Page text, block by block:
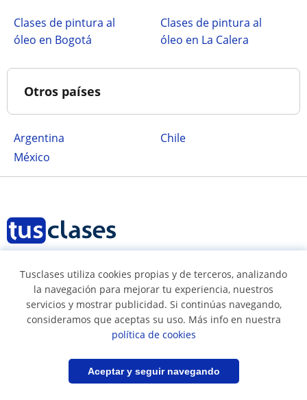
Guardar búsqueda
Clases de pintura al
óleo en Bogotá
Clases de pintura al
óleo en La Calera
Otros países
Argentina
Chile
México
Síguenos en
Términos y condiciones
Política de cookies
Tusclases utiliza cookies propias y de terceros, analizando
la navegación para mejorar tu experiencia, nuestros
servicios y mostrar publicidad. Si continúas navegando,
consideramos que aceptas su uso. Más info en nuestra
política de cookies
Aceptar y seguir navegando